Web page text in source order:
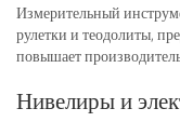
Измерительный
рулетки и теодолиты,
повышает
Нивелиры и